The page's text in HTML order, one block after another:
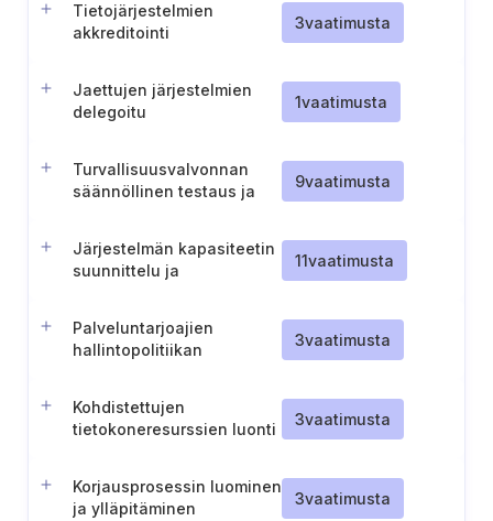
Tietojärjestelmien
akkreditointi
3vaatimusta
Jaettujen järjestelmien
delegoitu
1vaatimusta
Turvallisuusvalvonnan
säännöllinen testaus ja
9vaatimusta
Järjestelmän kapasiteetin
suunnittelu ja
11vaatimusta
Palveluntarjoajien
hallintopolitiikan
3vaatimusta
Kohdistettujen
tietokoneresurssien luonti
3vaatimusta
Korjausprosessin luominen
ja ylläpitäminen
3vaatimusta